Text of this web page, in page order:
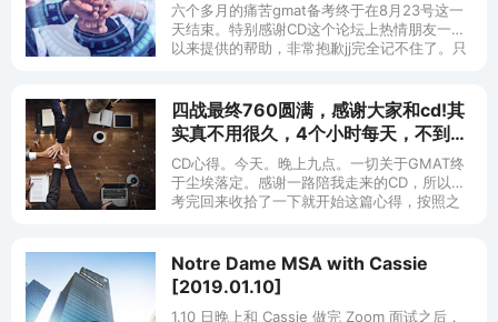
六个多月的痛苦gmat备考终于在8月23号这一
天结束。特别感谢CD这个论坛上热情朋友一直
以来提供的帮助，非常抱歉jj完全记不住了。只
四战最终760圆满，感谢大家和cd!其
实真不用很久，4个小时每天，不到一
个月就棒棒！！
CD心得。今天。晚上九点。一切关于GMAT终
于尘埃落定。感谢一路陪我走来的CD，所以我
考完回来收拾了一下就开始这篇心得，按照之
Notre Dame MSA with Cassie
[2019.01.10]
1.10 日晚上和 Cassie 做完 Zoom 面试之后，